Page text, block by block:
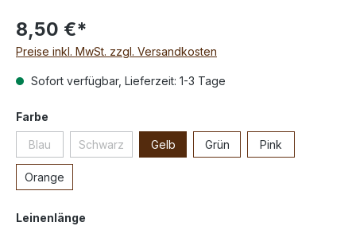
8,50 €*
Preise inkl. MwSt. zzgl. Versandkosten
Sofort verfügbar, Lieferzeit: 1-3 Tage
Farbe
Blau Schwarz Gelb Grün Pink
Orange
Leinenlänge